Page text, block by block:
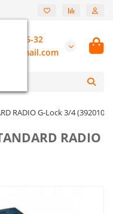
987-55-32
RADIO G-Lock 3/4
RADIO